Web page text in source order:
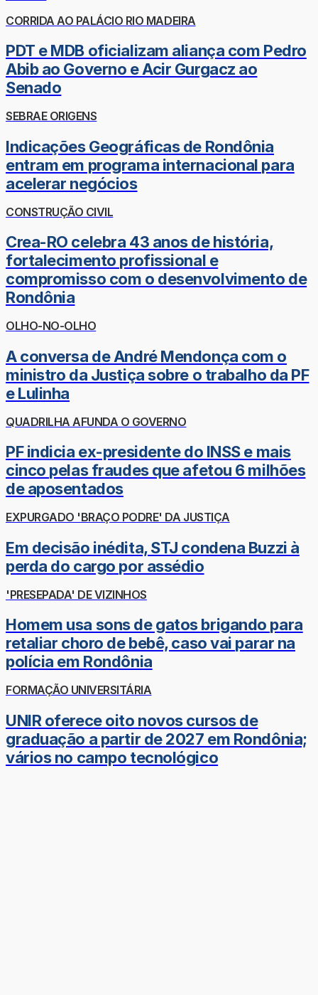
CORRIDA AO PALÁCIO RIO MADEIRA
PDT e MDB oficializam aliança com Pedro
Abib ao Governo e Acir Gurgacz ao
Senado
SEBRAE ORIGENS
Indicações Geográficas de Rondônia
entram em programa internacional para
acelerar negócios
CONSTRUÇÃO CIVIL
Crea-RO celebra 43 anos de história,
fortalecimento profissional e
compromisso com o desenvolvimento de
Rondônia
OLHO-NO-OLHO
A conversa de André Mendonça com o
ministro da Justiça sobre o trabalho da PF
e Lulinha
QUADRILHA AFUNDA O GOVERNO
PF indicia ex-presidente do INSS e mais
cinco pelas fraudes que afetou 6 milhões
de aposentados
EXPURGADO 'BRAÇO PODRE' DA JUSTIÇA
Em decisão inédita, STJ condena Buzzi à
perda do cargo por assédio
'PRESEPADA' DE VIZINHOS
Homem usa sons de gatos brigando para
retaliar choro de bebê, caso vai parar na
polícia em Rondônia
FORMAÇÃO UNIVERSITÁRIA
UNIR oferece oito novos cursos de
graduação a partir de 2027 em Rondônia;
vários no campo tecnológico